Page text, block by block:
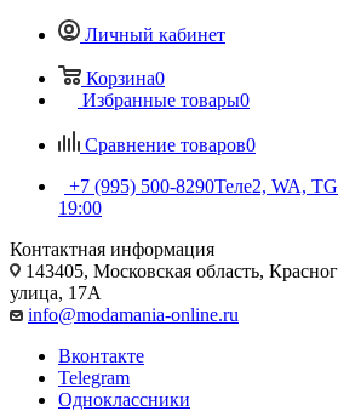
Личный кабинет
Корзина0
Избранные товары0
Сравнение товаров0
+7 (995) 500-8290Теле2, WA,
19:00
Контактная информация
143405, Московская область,
улица, 17А
info@modamania-online.ru
Вконтакте
Telegram
Одноклассники